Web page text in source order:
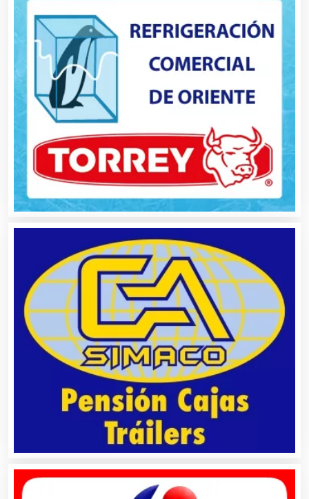
Alquiler de Trajes de Etiqueta
Alta Costura
Aluminio
Ambulancias
Análisis Clínicos
Análisis de Aguas
Animadores de Eventos
Aparatos y Equipos Eléctricos
Arquitectos